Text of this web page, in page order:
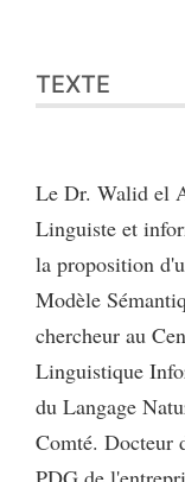
Notes
Illustrations
TEXTE
Le Dr. Walid el
Linguiste et
la proposition
Modèle
chercheur au
Linguistique
du Langage
Comté. Docteur